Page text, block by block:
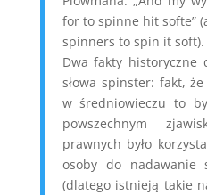
for to spinne hit softe”
spinners to spin it soft).
Dwa fakty historyczne
słowa spinster: fakt,
w średniowieczu to
powszechnym
prawnych było
osoby do nadawanie
(dlatego istnieją takie